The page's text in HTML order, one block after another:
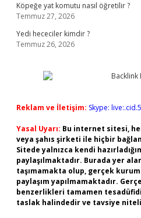
Köpeğe yat komutu nasıl öğretilir ?
Temmuz 27, 2026
Yedi hececiler kimdir ?
Temmuz 26, 2026
Reklam ve İletişim: Skype:
Yasal Uyarı: Bu internet sitesi,
veya şahıs şirketi ile hiçbir
Sitede yalnızca kendi
paylaşılmaktadır. Burada yer
taşımamakta olup, gerçek
paylaşım yapılmamaktadır.
benzerlikleri tamamen
taslak halindedir ve tavsiye